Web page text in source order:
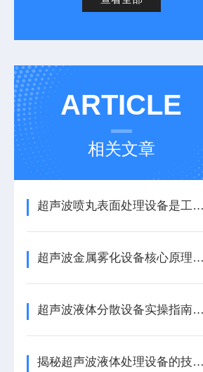
ARTICLE
相关文章
超声波喷丸表面处理设备是工艺与应用介绍
超声波金属雾化设备核心原理与应用场景
超声波液体分散设备实操指南：细节把控与工艺优化
揭秘超声波液体处理设备的技术奥秘